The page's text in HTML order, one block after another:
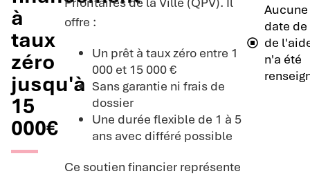
à
taux
zéro
jusqu'à
15
000€
offre :
Un prêt à taux zéro entre 1
000 et 15 000 €
Sans garantie ni frais de
dossier
Une durée flexible de 1 à 5
ans avec différé possible
Ce soutien financier représente
Aucune
date de
de
n'a été